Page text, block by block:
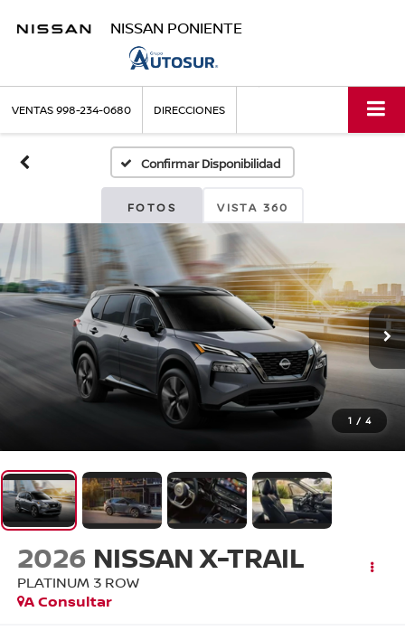
NISSAN PONIENTE
VENTAS998-234-0680 DIRECCIONES
Confirmar Disponibilidad
FOTOS VISTA 360
1 / 4
2026 NISSAN X-TRAIL
PLATINUM 3 ROW
A Consultar